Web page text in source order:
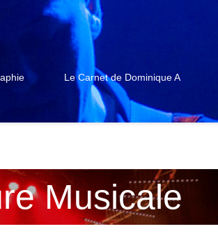
Le Carnet de Dominique A
Musicale